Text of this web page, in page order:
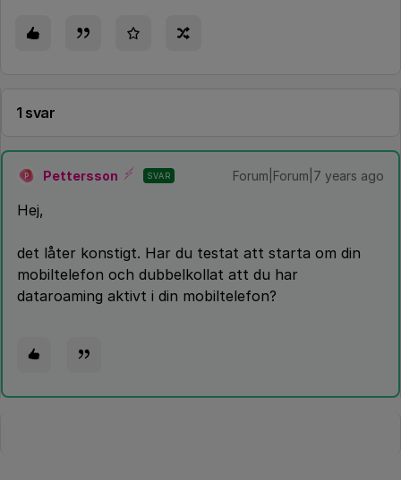
1 svar
P Pettersson SVAR Forum|Forum|7 years ago
Hej,
det låter konstigt. Har du testat att starta om din
mobiltelefon och dubbelkollat att du har
dataroaming aktivt i din mobiltelefon?